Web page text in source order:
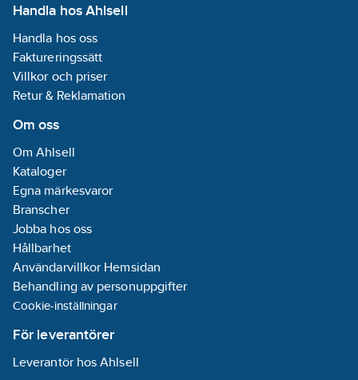
Handla hos Ahlsell
Handla hos oss
Faktureringssätt
Villkor och priser
Retur & Reklamation
Om oss
Om Ahlsell
Kataloger
Egna märkesvaror
Branscher
Jobba hos oss
Hållbarhet
Användarvillkor Hemsidan
Behandling av personuppgifter
Cookie-inställningar
För leverantörer
Leverantör hos Ahlsell